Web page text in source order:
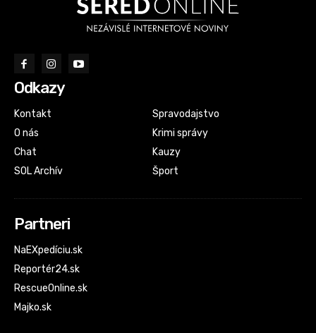
Odkazy
Kontakt
O nás
Chat
SOL Archív
Spravodajstvo
Krimi správy
Kauzy
Šport
Partneri
NaEXpedíciu.sk
Reportér24.sk
RescueOnline.sk
Majko.sk